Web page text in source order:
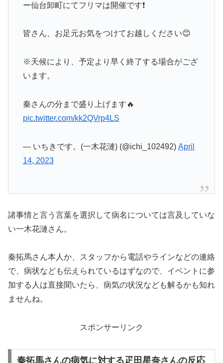
ー仙台卸町にてフリマは開催です❗️
皆さん、お足元お気をつけてお越しください😊
※天候により、予定より早く終了する場合がござ
います。
秦さんの分まで盛り上げます🔥
pic.twitter.com/kk2QVrp4LS
— いちきです。(一木花漣) (@ichi_102492) April
14, 2023
諸事情と言う言葉を選択して病名については言及していな
い一木花漣さん。
秦拓馬さん本人か、スタッフから電話やラインなどの連絡
で、病状なども伝えられているはずなので、イベントに参
加する人は直接聞いたら、病気の状況なども解るかも知れ
ませんね。
スポンサーリンク
秦拓馬さんの病気に対する疋田星奈さんの反応